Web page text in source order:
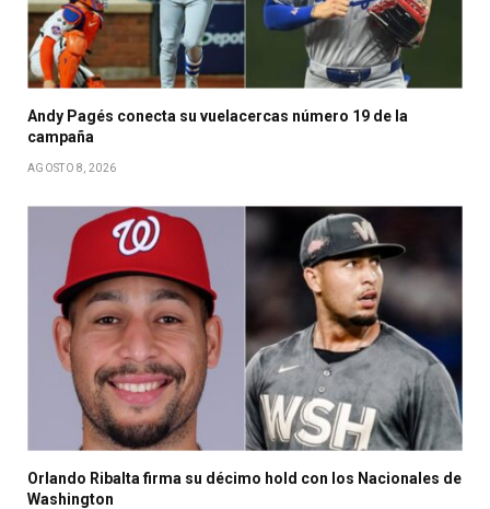
Andy Pagés conecta su vuelacercas número 19 de la
campaña
AGOSTO 8, 2026
Orlando Ribalta firma su décimo hold con los Nacionales de
Washington